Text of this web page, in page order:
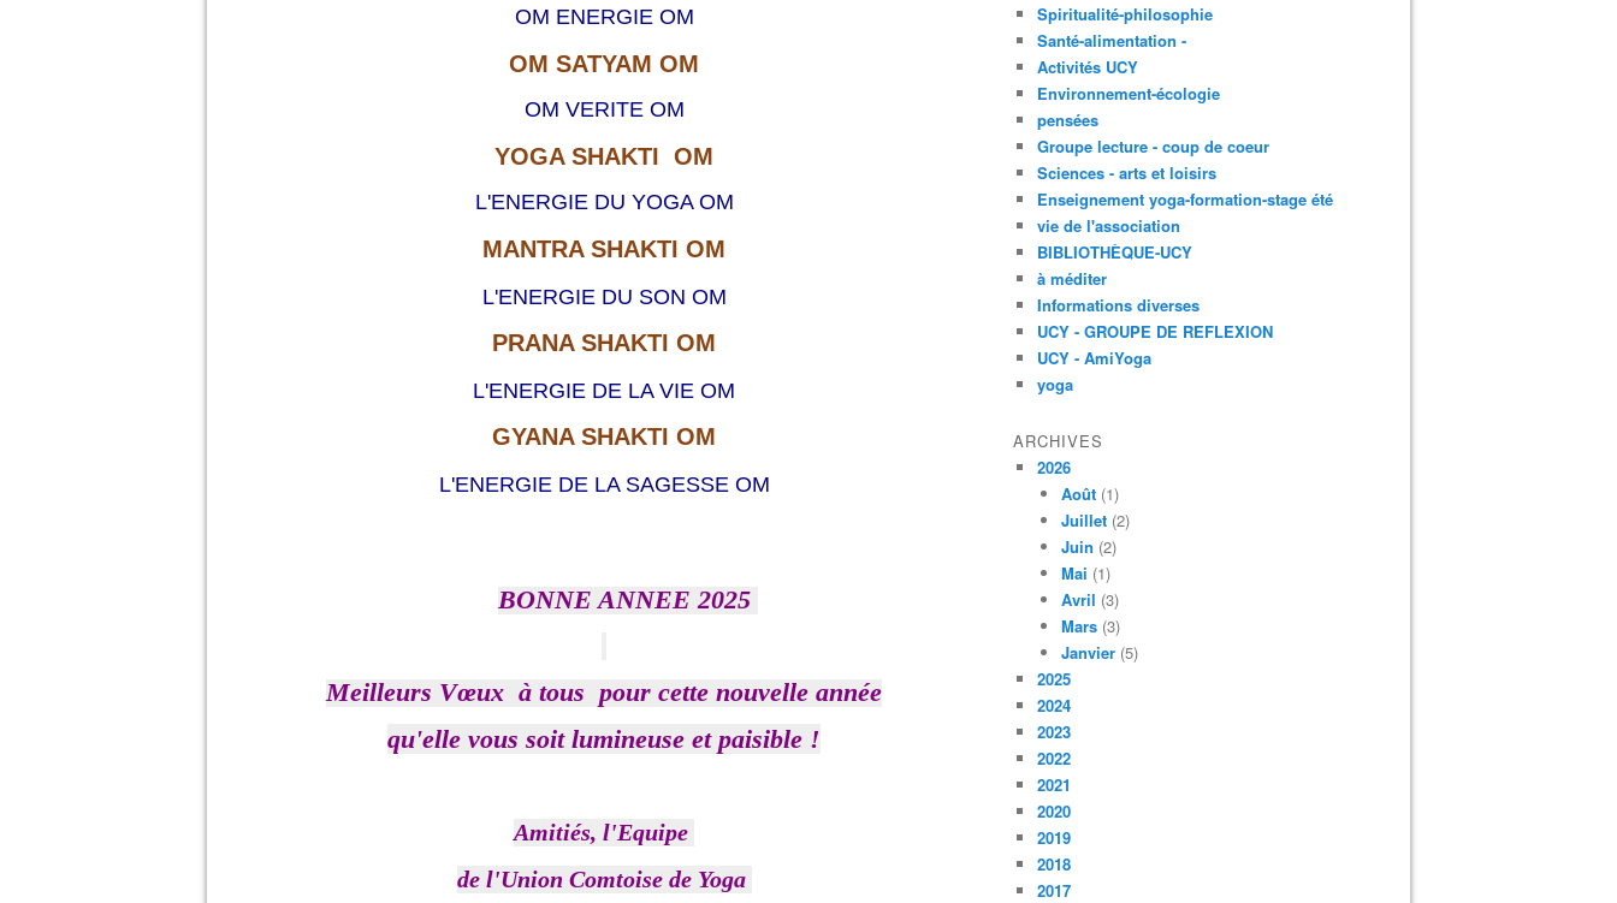
OM ENERGIE OM
OM SATYAM OM
OM VERITE OM
YOGA SHAKTI OM
L'ENERGIE DU YOGA OM
MANTRA SHAKTI OM
L'ENERGIE DU SON OM
PRANA SHAKTI OM
L'ENERGIE DE LA VIE OM
GYANA SHAKTI OM
L'ENERGIE DE LA SAGESSE OM
BONNE ANNEE 2025
Meilleurs Vœux à tous pour cette nouvelle année
qu'elle vous soit lumineuse et paisible !
Amitiés, l'Equipe
de l'Union Comtoise de Yoga
Spiritualité-philosophie
Santé-alimentation -
Activités UCY
Environnement-écologie
pensées
Groupe lecture - coup de coeur
Sciences - arts et loisirs
Enseignement yoga-formation-stage été
vie de l'association
BIBLIOTHÈQUE-UCY
à méditer
Informations diverses
UCY - GROUPE DE REFLEXION
UCY - AmiYoga
yoga
ARCHIVES
2026
Août (1)
Juillet (2)
Juin (2)
Mai (1)
Avril (3)
Mars (3)
Janvier (5)
2025
2024
2023
2022
2021
2020
2019
2018
2017